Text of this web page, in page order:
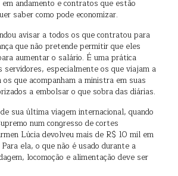
andamento e contratos que estão
saber como pode economizar.
avisar a todos os que contratou para
que não pretende permitir que eles
aumentar o salário. É uma prática
especialmente os que viajam a
que acompanham a ministra em suas
a embolsar o que sobra das diárias.
sua última viagem internacional, quando
num congresso de cortes
Lúcia devolveu mais de R$ 10 mil em
ela, o que não é usado durante a
locomoção e alimentação deve ser